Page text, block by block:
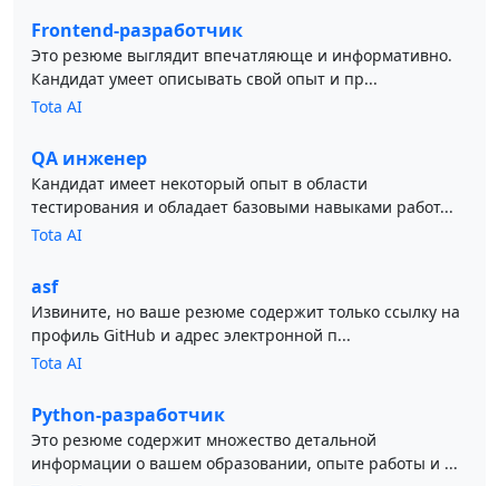
Frontend-разработчик
Это резюме выглядит впечатляюще и информативно.
Кандидат умеет описывать свой опыт и пр...
Tota AI
QA инженер
Кандидат имеет некоторый опыт в области
тестирования и обладает базовыми навыками работ...
Tota AI
asf
Извините, но ваше резюме содержит только ссылку на
профиль GitHub и адрес электронной п...
Tota AI
Python-разработчик
Это резюме содержит множество детальной
информации о вашем образовании, опыте работы и ...